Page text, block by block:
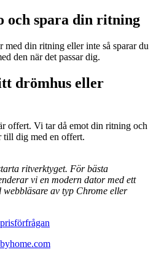
och spara din ritning
med din ritning eller inte så sparar du
den när det passar dig.
drömhus eller
offert. Vi tar då emot din ritning och
till dig med en offert.
ritverktyget. För bästa
vi en modern dator med ett
av typ Chrome eller